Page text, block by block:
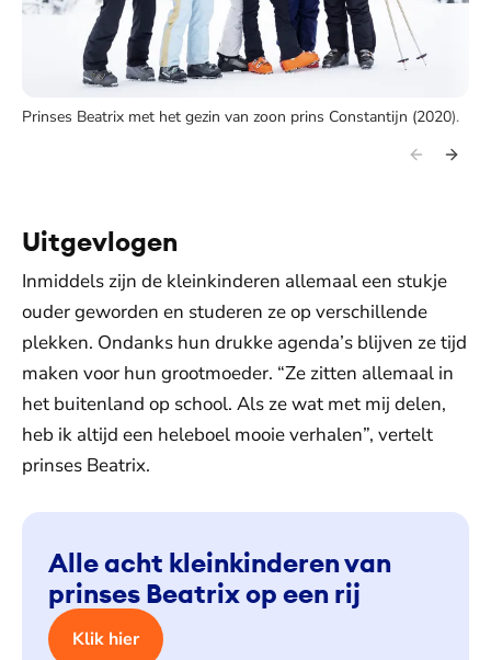
Prinses Beatrix met het gezin van zoon prins Constantijn (2020).
Uitgevlogen
Inmiddels zijn de kleinkinderen allemaal een stukje
ouder geworden en studeren ze op verschillende
plekken. Ondanks hun drukke agenda’s blijven ze tijd
maken voor hun grootmoeder. “Ze zitten allemaal in
het buitenland op school. Als ze wat met mij delen,
heb ik altijd een heleboel mooie verhalen”, vertelt
prinses Beatrix.
Alle acht kleinkinderen van
prinses Beatrix op een rij
Klik hier